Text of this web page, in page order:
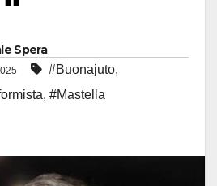
Spera
#Buonajuto,
, #Mastella